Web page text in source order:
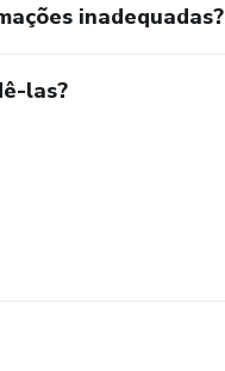
inadequadas?
las?